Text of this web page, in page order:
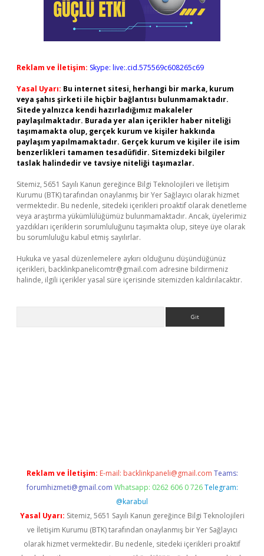
Reklam ve İletişim: Skype: live:.cid.575569c608265c69
Yasal Uyarı: Bu internet sitesi, herhangi bir marka, kurum
veya şahıs şirketi ile hiçbir bağlantısı bulunmamaktadır.
Sitede yalnızca kendi hazırladığımız makaleler
paylaşılmaktadır. Burada yer alan içerikler haber niteliği
taşımamakta olup, gerçek kurum ve kişiler hakkında
paylaşım yapılmamaktadır. Gerçek kurum ve kişiler ile isim
benzerlikleri tamamen tesadüfidir. Sitemizdeki bilgiler
taslak halindedir ve tavsiye niteliği taşımazlar.
Sitemiz, 5651 Sayılı Kanun gereğince Bilgi Teknolojileri ve İletişim
Kurumu (BTK) tarafından onaylanmış bir Yer Sağlayıcı olarak hizmet
vermektedir. Bu nedenle, sitedeki içerikleri proaktif olarak denetleme
veya araştırma yükümlülüğümüz bulunmamaktadır. Ancak, üyelerimiz
yazdıkları içeriklerin sorumluluğunu taşımakta olup, siteye üye olarak
bu sorumluluğu kabul etmiş sayılırlar.
Hukuka ve yasal düzenlemelere aykırı olduğunu düşündüğünüz
içerikleri, backlinkpanelicomtr@gmail.com adresine bildirmeniz
halinde, ilgili içerikler yasal süre içerisinde sitemizden kaldırılacaktır.
Reklam ve İletişim: E-mail: backlinkpaneli@gmail.com Teams:
forumhizmeti@gmail.com Whatsapp: 0262 606 0 726 Telegram:
@karabul
Yasal Uyarı: Sitemiz, 5651 Sayılı Kanun gereğince Bilgi Teknolojileri
ve İletişim Kurumu (BTK) tarafından onaylanmış bir Yer Sağlayıcı
olarak hizmet vermektedir. Bu nedenle, sitedeki içerikleri proaktif